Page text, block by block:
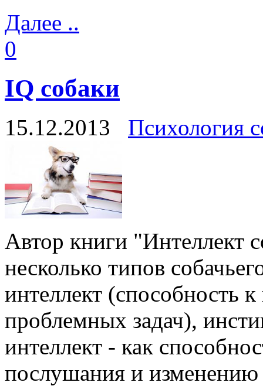
Далее ..
0
IQ собаки
15.12.2013 Психология
Автор книги "Интеллект
несколько типов
интеллект (способность
проблемных задач),
интеллект - как
послушания и изменению